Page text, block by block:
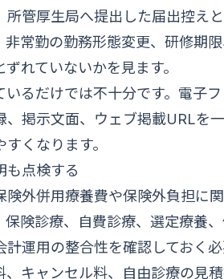
所管厚生局へ提出した届出控え
非常勤の勤務形態変更、研修期
れていないかを見ます。
いるだけでは不十分です。電子
、掲示文面、ウェブ掲載URLを
くなります。
も点検する
険外併用療養費や保険外負担に
保険診療、自費診療、選定療養
運用の整合性を確認しておく必
、キャンセル料、自由診療の見